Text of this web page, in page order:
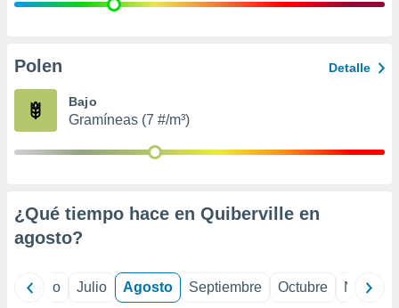
e
publicidad
Polen Detalle
Bajo
Gramíneas (7 #/m³)
¿Qué tiempo hace en Quiberville en
agosto?
Junio Julio Agosto Septiembre Octubre